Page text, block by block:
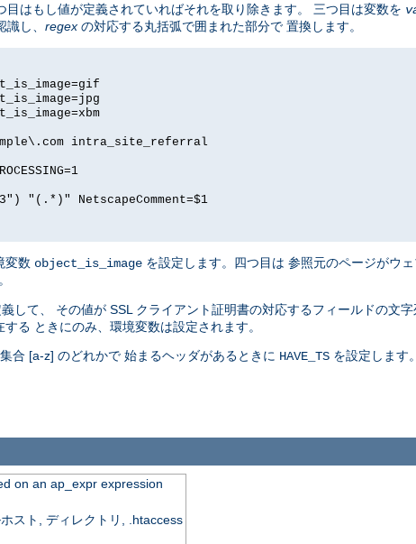
はもし値が定義されていればそれを取り除きます。 三つ目は変数を
し、 regex の対応する丸括弧で囲まれた部分で 置換します。
intra_site_referral
"(.*)" NetscapeComment=$1
変数 object_is_image を設定します。四つ目は 参照元のページがウェ
して、 その値が SSL クライアント証明書の対応するフィールドの文
る ときにのみ、環境変数は設定されます。
合 [a-z] のどれかで 始まるヘッダがあるときに HAVE_TS を設定します。
on an ap_expr expression
スト, ディレクトリ, .htaccess